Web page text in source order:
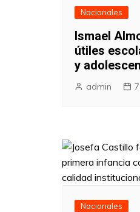
Nacionales
Ismael
útiles
y
admin
Nacionales